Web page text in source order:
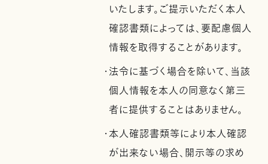
いたします。ご提示いただく本人
確認書類によっては、要配慮個人
情報を取得することがあります。
・法令に基づく場合を除いて、当該
個人情報を本人の同意なく第三
者に提供することはありません。
・本人確認書類等により本人確認
が出来ない場合、開示等の求め